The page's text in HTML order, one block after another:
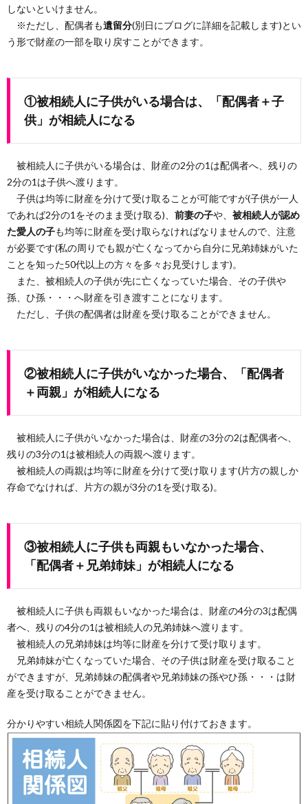
しないといけません。
※ただし、配偶者も遺留分(別日にブログに詳細を記載します)とい
う形で財産の一部を取り戻すことができます。
①被相続人に子供がいる場合は、「配偶者＋子
供」が相続人になる
被相続人に子供がいる場合は、財産の2分の1は配偶者へ、残りの
2分の1は子供へ渡ります。
子供は均等に財産を分けて受け取ることが可能ですが(子供が一人
であれば2分の1をそのまま受け取る)、 前妻の子や、 被相続人が認め
た愛人の子も均等に財産を受け取らなければなりませんので、注意
が必要です(私の周りでも親が亡くなってから自分に兄弟姉妹がいた
ことを知った50代以上の方々を多々お見受けします)。
また、被相続人の子供が先に亡くなっていた場合、その子供や
孫、ひ孫・・・へ財産を引き渡すことになります。
ただし、子供の配偶者は財産を受け取ることができません。
②被相続人に子供がいなかった場合、「配偶者
＋両親」が相続人になる
被相続人に子供がいなかった場合は、財産の3分の2は配偶者へ、
残りの3分の1は被相続人の両親へ渡ります。
被相続人の両親は均等に財産を分けて受け取ります(片方の親しか
存命でなければ、片方の親が3分の1を受け取る)。
③被相続人に子供も両親もいなかった場合、
「配偶者＋兄弟姉妹」が相続人になる
被相続人に子供も両親もいなかった場合は、財産の4分の3は配偶
者へ、残りの4分の1は被相続人の兄弟姉妹へ渡ります。
被相続人の兄弟姉妹は均等に財産を分けて受け取ります。
兄弟姉妹が亡くなっていた場合、その子供は財産を受け取ること
ができますが、兄弟姉妹の配偶者や兄弟姉妹の孫やひ孫・・・は財
産を受け取ることができません。
分かりやすい相続人関係図を下記に貼り付けておきます。